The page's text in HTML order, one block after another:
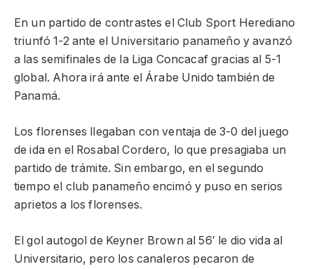
En un partido de contrastes el Club Sport Herediano
triunfó 1-2 ante el Universitario panameño y avanzó
a las semifinales de la Liga Concacaf gracias al 5-1
global. Ahora irá ante el Árabe Unido también de
Panamá.
Los florenses llegaban con ventaja de 3-0 del juego
de ida en el Rosabal Cordero, lo que presagiaba un
partido de trámite. Sin embargo, en el segundo
tiempo el club panameño encimó y puso en serios
aprietos a los florenses.
El gol autogol de Keyner Brown al 56′ le dio vida al
Universitario, pero los canaleros pecaron de